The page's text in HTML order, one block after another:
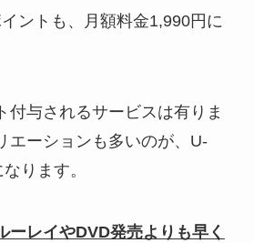
ントも、月額料金1,990円に
付与されるサービスは有りま
エーションも多いのが、U-
ります。
ーレイやDVD発売よりも早く